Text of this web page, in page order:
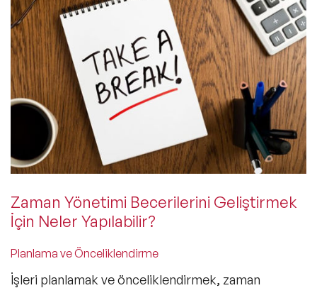
Zaman Yönetimi Becerilerini Geliştirmek
İçin Neler Yapılabilir?
Planlama ve Önceliklendirme
İşleri planlamak ve önceliklendirmek, zaman